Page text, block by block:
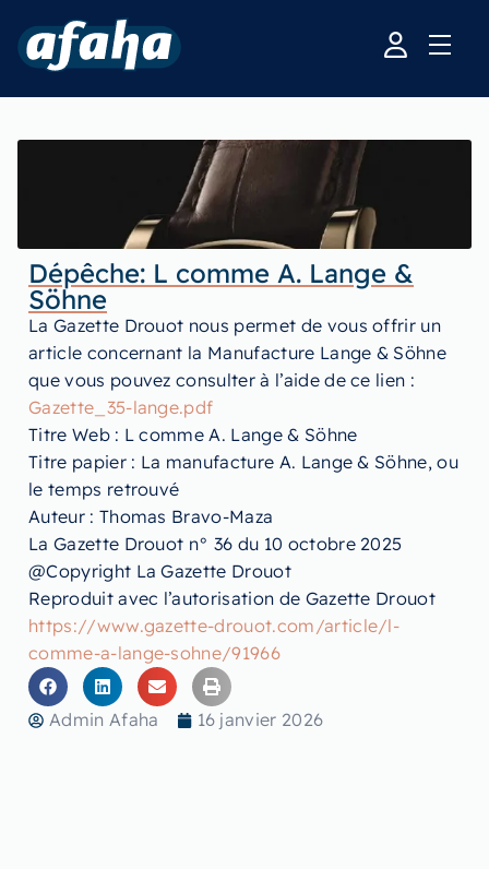
Dépêche: L comme A. Lange &
Söhne
La Gazette Drouot nous permet de vous offrir un
article concernant la Manufacture Lange & Söhne
que vous pouvez consulter à l’aide de ce lien :
Gazette_35-lange.pdf
Titre Web : L comme A. Lange & Söhne
Titre papier : La manufacture A. Lange & Söhne, ou
le temps retrouvé
Auteur : Thomas Bravo-Maza
La Gazette Drouot n° 36 du 10 octobre 2025
@Copyright La Gazette Drouot
Reproduit avec l’autorisation de Gazette Drouot
https://www.gazette-drouot.com/article/l-
comme-a-lange-sohne/91966
Admin Afaha 16 janvier 2026